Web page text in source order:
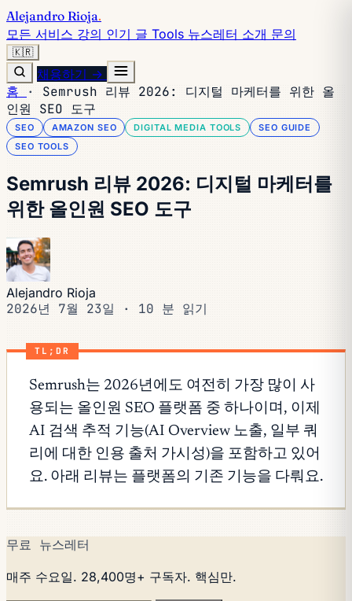
Alejandro Rioja.
모든 서비스 강의 인기 글 Tools 뉴스레터 소개 문의
🇰🇷
채용하기 →
홈 ·
Semrush 리뷰 2026: 디지털 마케터를 위한 올
인원 SEO 도구
SEO AMAZON SEO DIGITAL MEDIA TOOLS
SEO GUIDE
SEO TOOLS
Semrush 리뷰 2026: 디지털 마케터를
위한 올인원 SEO 도구
Alejandro Rioja
2026년 7월 23일 · 10 분 읽기
TL;DR
Semrush는 2026년에도 여전히 가장 많이 사
용되는 올인원 SEO 플랫폼 중 하나이며, 이제
AI 검색 추적 기능(AI Overview 노출, 일부 쿼
리에 대한 인용 출처 가시성)을 포함하고 있어
요. 아래 리뷰는 플랫폼의 기존 기능을 다뤄요.
무료 뉴스레터
매주 수요일. 28,400명+ 구독자. 핵심만.